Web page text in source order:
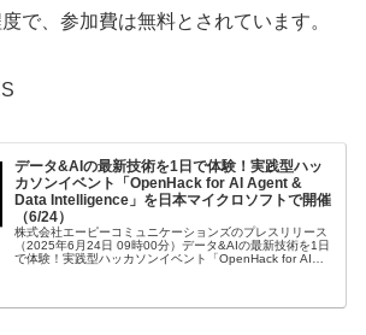
で、参加費は無料とされています。
データ&AIの最新技術を1日で体験！実践型ハッ
カソンイベント「OpenHack for AI Agent &
Data Intelligence」を日本マイクロソフトで開催
（6/24）
株式会社エーピーコミュニケーションズのプレスリリース
（2025年6月24日 09時00分）データ&AIの最新技術を1日
で体験！実践型ハッカソンイベント「OpenHack for AI